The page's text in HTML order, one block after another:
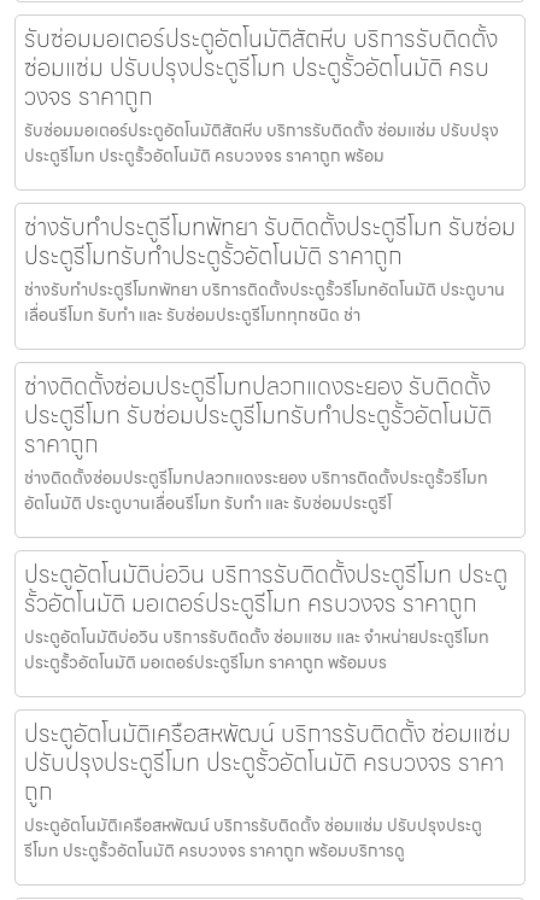
รับซ่อมมอเตอร์ประตูอัตโนมัติสัตหีบ บริการรับติดตั้ง
ซ่อมแซ่ม ปรับปรุงประตูรีโมท ประตูรั้วอัตโนมัติ ครบ
วงจร ราคาถูก
รับซ่อมมอเตอร์ประตูอัตโนมัติสัตหีบ บริการรับติดตั้ง ซ่อมแซ่ม ปรับปรุง
ประตูรีโมท ประตูรั้วอัตโนมัติ ครบวงจร ราคาถูก พร้อม
ช่างรับทำประตูรีโมทพัทยา รับติดตั้งประตูรีโมท รับซ่อม
ประตูรีโมทรับทำประตูรั้วอัตโนมัติ ราคาถูก
ช่างรับทำประตูรีโมทพัทยา บริการติดตั้งประตูรั้วรีโมทอัตโนมัติ ประตูบาน
เลื่อนรีโมท รับทำ และ รับซ่อมประตูรีโมททุกชนิด ช่า
ช่างติดตั้งซ่อมประตูรีโมทปลวกแดงระยอง รับติดตั้ง
ประตูรีโมท รับซ่อมประตูรีโมทรับทำประตูรั้วอัตโนมัติ
ราคาถูก
ช่างติดตั้งซ่อมประตูรีโมทปลวกแดงระยอง บริการติดตั้งประตูรั้วรีโมท
อัตโนมัติ ประตูบานเลื่อนรีโมท รับทำ และ รับซ่อมประตูรีโ
ประตูอัตโนมัติบ่อวิน บริการรับติดตั้งประตูรีโมท ประตู
รั้วอัตโนมัติ มอเตอร์ประตูรีโมท ครบวงจร ราคาถูก
ประตูอัตโนมัติบ่อวิน บริการรับติดตั้ง ซ่อมแซม และ จำหน่ายประตูรีโมท
ประตูรั้วอัตโนมัติ มอเตอร์ประตูรีโมท ราคาถูก พร้อมบร
ประตูอัตโนมัติเครือสหพัฒน์ บริการรับติดตั้ง ซ่อมแซ่ม
ปรับปรุงประตูรีโมท ประตูรั้วอัตโนมัติ ครบวงจร ราคา
ถูก
ประตูอัตโนมัติเครือสหพัฒน์ บริการรับติดตั้ง ซ่อมแซ่ม ปรับปรุงประตู
รีโมท ประตูรั้วอัตโนมัติ ครบวงจร ราคาถูก พร้อมบริการดู